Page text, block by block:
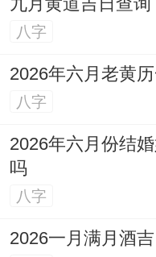
九月黄道吉日查询
八字
2026年六月老黄
八字
2026年六月份结
吗
八字
2026一月满月酒